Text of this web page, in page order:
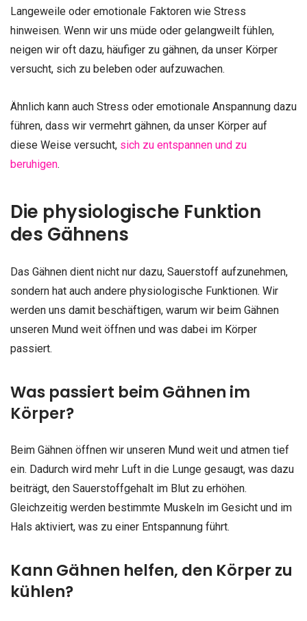
Langeweile oder emotionale Faktoren wie Stress
hinweisen. Wenn wir uns müde oder gelangweilt fühlen,
neigen wir oft dazu, häufiger zu gähnen, da unser Körper
versucht, sich zu beleben oder aufzuwachen.
Ähnlich kann auch Stress oder emotionale Anspannung dazu
führen, dass wir vermehrt gähnen, da unser Körper auf
diese Weise versucht, sich zu entspannen und zu
beruhigen.
Die physiologische Funktion
des Gähnens
Das Gähnen dient nicht nur dazu, Sauerstoff aufzunehmen,
sondern hat auch andere physiologische Funktionen. Wir
werden uns damit beschäftigen, warum wir beim Gähnen
unseren Mund weit öffnen und was dabei im Körper
passiert.
Was passiert beim Gähnen im
Körper?
Beim Gähnen öffnen wir unseren Mund weit und atmen tief
ein. Dadurch wird mehr Luft in die Lunge gesaugt, was dazu
beiträgt, den Sauerstoffgehalt im Blut zu erhöhen.
Gleichzeitig werden bestimmte Muskeln im Gesicht und im
Hals aktiviert, was zu einer Entspannung führt.
Kann Gähnen helfen, den Körper zu
kühlen?